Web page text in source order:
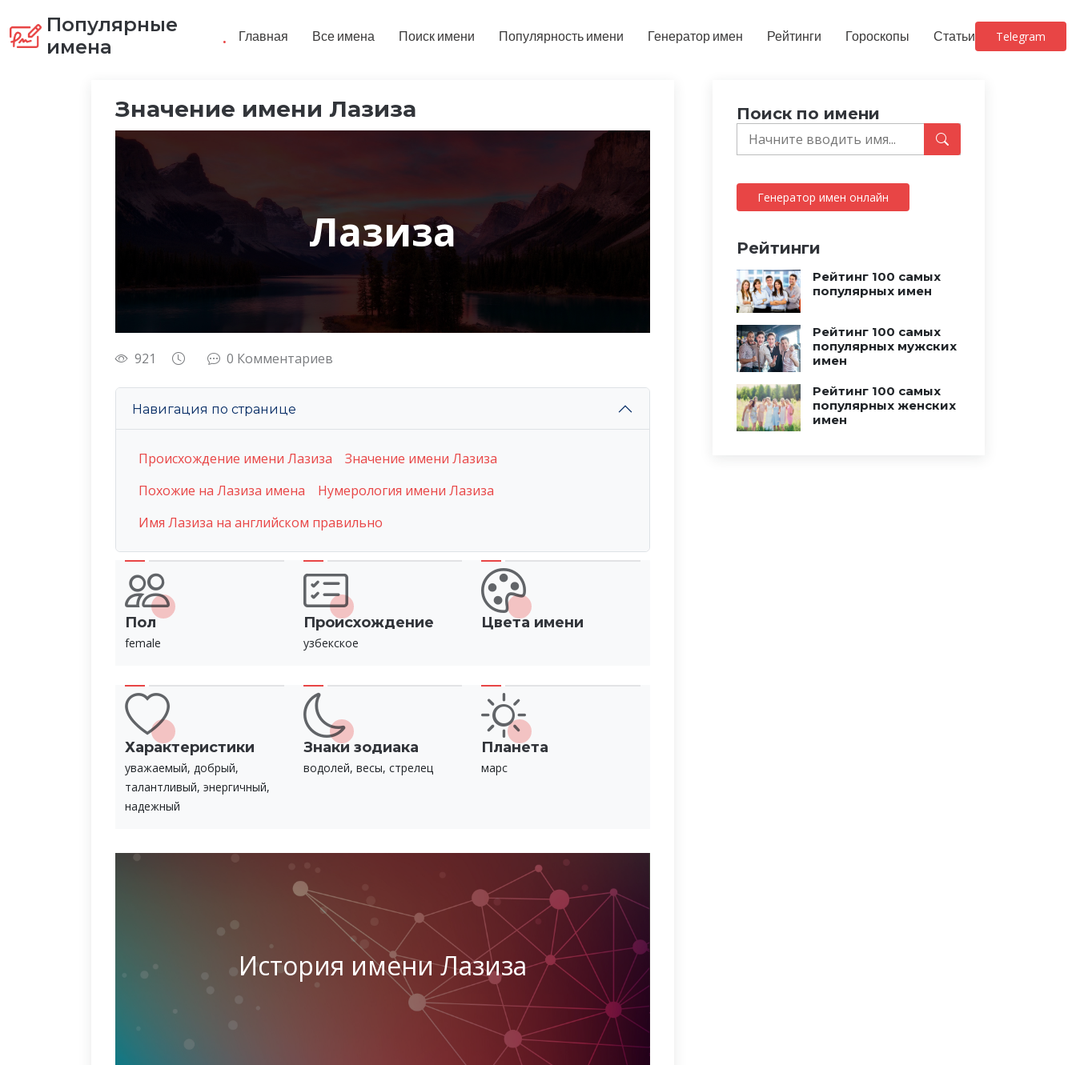
Популярные
имена
. Главная Все имена Поиск имени Популярность имени Генератор имен Рейтинги Гороскопы Статьи Telegram
Значение имени Лазиза
Лазиза
921 0 Комментариев
Навигация по странице
Происхождение имени Лазиза
Значение имени Лазиза
Похожие на Лазиза имена
Нумерология имени Лазиза
Имя Лазиза на английском правильно
Пол
female
Происхождение
узбекское
Цвета имени
Характеристики
уважаемый, добрый,
талантливый, энергичный,
надежный
Знаки зодиака
водолей, весы, стрелец
Планета
марс
История имени Лазиза
Поиск по имени
Генератор имен онлайн
Рейтинги
Рейтинг 100 самых
популярных имен
Рейтинг 100 самых
популярных мужских
имен
Рейтинг 100 самых
популярных женских
имен